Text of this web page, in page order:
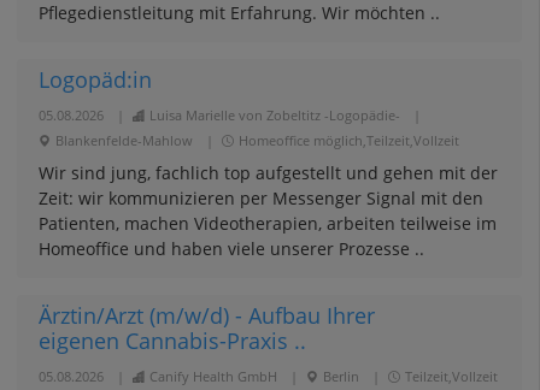
Pflegedienstleitung mit Erfahrung. Wir möchten ..
Logopäd:in
05.08.2026 Luisa Marielle von Zobeltitz -Logopädie-
Blankenfelde-Mahlow
Homeoffice möglich,Teilzeit,Vollzeit
Wir sind jung, fachlich top aufgestellt und gehen mit der
Zeit: wir kommunizieren per Messenger Signal mit den
Patienten, machen Videotherapien, arbeiten teilweise im
Homeoffice und haben viele unserer Prozesse ..
Ärztin/Arzt (m/w/d) - Aufbau Ihrer
eigenen Cannabis-Praxis ..
05.08.2026 Canify Health GmbH Berlin Teilzeit,Vollzeit